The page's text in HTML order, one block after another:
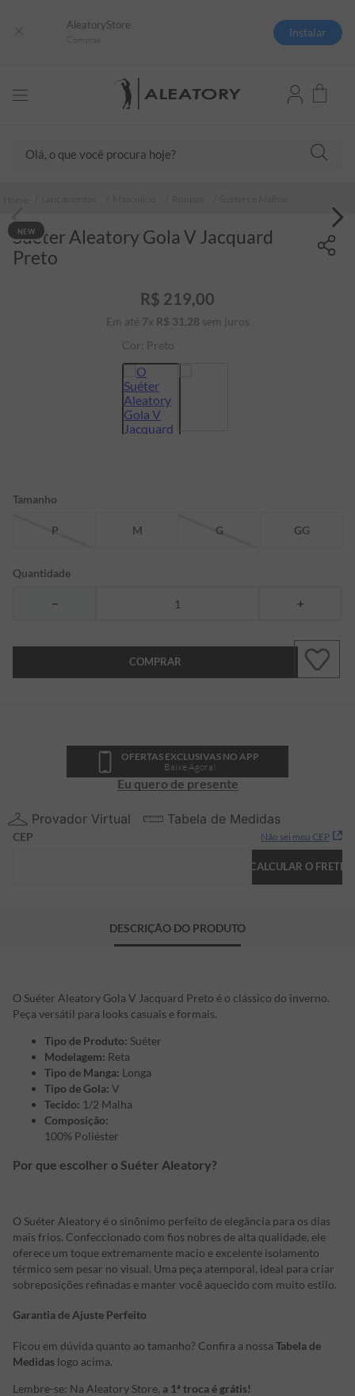
AleatoryStore
Instalar
NEW
Suéter Aleatory Gola V Jacquard
Preto
R$ 219,00
Em até 7x R$ 31 ,28 sem juros
Cor: Preto
Tamanho
P M G GG
Quantidade
＋
－
COMPRAR
OFERTAS EXCLUSIVAS NO APP
Baixe Agora!
Eu quero de presente
Provador Virtual Tabela de Medidas
CEP Não sei meu CEP
CALCULAR O FRETE
DESCRIÇÃO DO PRODUTO
O Suéter Aleatory Gola V Jacquard Preto é o clássico do inverno.
Peça versátil para looks casuais e formais.
Tipo de Produto: Suéter
Modelagem: Reta
Tipo de Manga: Longa
Tipo de Gola: V
Tecido: 1/2 Malha
Composição:
100% Poliéster
Por que escolher o Suéter Aleatory?
O Suéter Aleatory é o sinônimo perfeito de elegância para os dias
mais frios. Confeccionado com fios nobres de alta qualidade, ele
oferece um toque extremamente macio e excelente isolamento
térmico sem pesar no visual. Uma peça atemporal, ideal para criar
sobreposições refinadas e manter você aquecido com muito estilo.
Garantia de Ajuste Perfeito
Ficou em dúvida quanto ao tamanho? Confira a nossa Tabela de
Medidas logo acima.
Lembre-se: Na Aleatory Store, a 1ª troca é grátis!
2º
camiseta listrada
4º
camiseta
5º
pima